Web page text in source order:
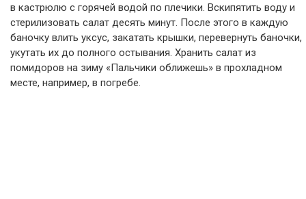
в кастрюлю с горячей водой по плечики. Вскипятить воду и
стерилизовать салат десять минут. После этого в каждую
баночку влить уксус, закатать крышки, перевернуть баночки,
укутать их до полного остывания. Хранить салат из
помидоров на зиму «Пальчики оближешь» в прохладном
месте, например, в погребе.